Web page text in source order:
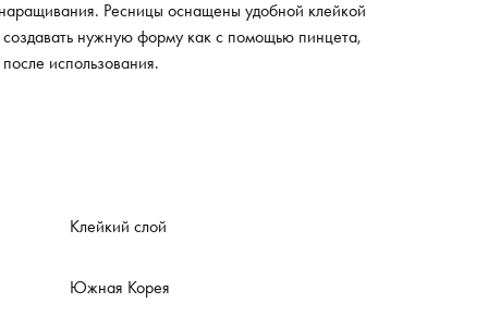
Ресницы оснащены удобной клейкой
создавать нужную форму как с помощью пинцета,
использования.
Клейкий слой
Южная Корея